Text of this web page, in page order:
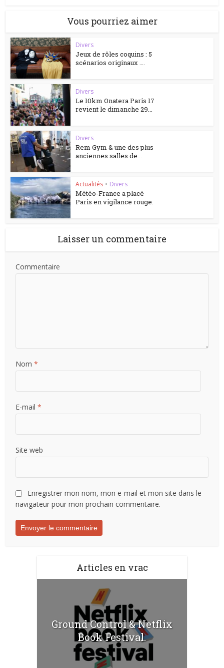
Vous pourriez aimer
Divers
Jeux de rôles coquins : 5
scénarios originaux ….
Divers
Le 10km Onatera Paris 17
revient le dimanche 29...
Divers
Rem Gym & une des plus
anciennes salles de...
Actualités • Divers
Météo-France a placé
Paris en vigilance rouge.
Laisser un commentaire
Commentaire
Nom*
E-mail*
Site web
Enregistrer mon nom, mon e-mail et mon site dans le
navigateur pour mon prochain commentaire.
Articles en vrac
Ground Control & Netflix
Book Festival.